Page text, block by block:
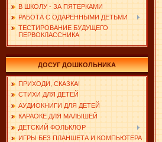
В ШКОЛУ - ЗА ПЯТЕРКАМИ
РАБОТА С ОДАРЕННЫМИ ДЕТЬМИ
ТЕСТИРОВАНИЕ БУДУЩЕГО
ПЕРВОКЛАССНИКА
ДОСУГ ДОШКОЛЬНИКА
ПРИХОДИ, СКАЗКА!
СТИХИ ДЛЯ ДЕТЕЙ
АУДИОКНИГИ ДЛЯ ДЕТЕЙ
КАРАОКЕ ДЛЯ МАЛЫШЕЙ
ДЕТСКИЙ ФОЛЬКЛОР
ИГРЫ БЕЗ ПЛАНШЕТА И КОМПЬЮТЕРА